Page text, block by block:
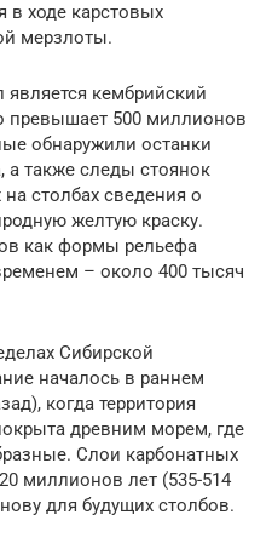
в ходе карстовых
мерзлоты.
кембрийский
превышает 500 миллионов
обнаружили останки
а также следы стоянок
столбах сведения о
желтую краску.
как формы рельефа
– около 400 тысяч
Сибирской
началось в раннем
когда территория
древним морем, где
Слои карбонатных
миллионов лет (535-514
для будущих столбов.